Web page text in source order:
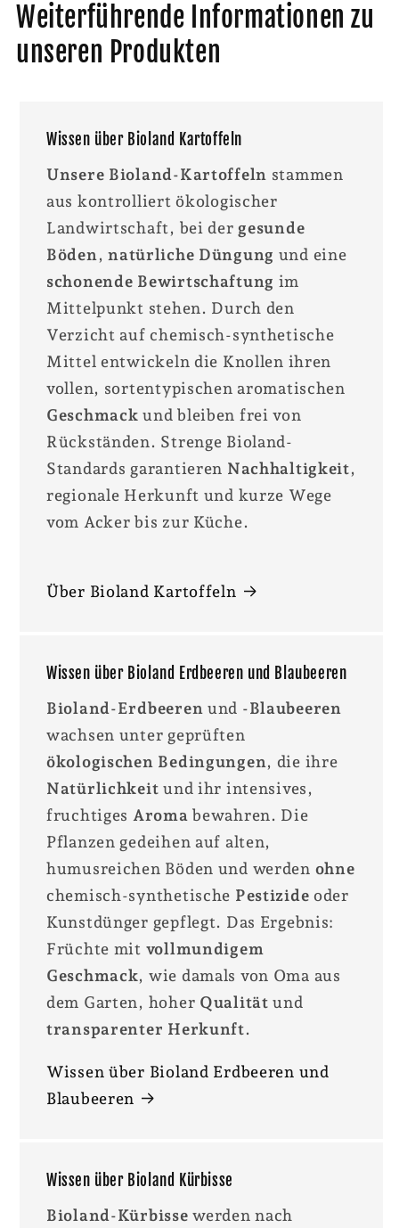
Weiterführende Informationen zu
unseren Produkten
Wissen über Bioland Kartoffeln
Unsere Bioland-Kartoffeln stammen
aus kontrolliert ökologischer
Landwirtschaft, bei dergesunde
Böden,natürliche Düngung und eine
schonende Bewirtschaftung im
Mittelpunkt stehen. Durch den
Verzicht auf chemisch-synthetische
Mittel entwickeln die Knollen ihren
vollen, sortentypischen aromatischen
Geschmackund bleiben frei von
Rückständen. Strenge Bioland-
Standards garantieren Nachhaltigkeit,
regionale Herkunft und kurze Wege
vom Acker bis zur Küche.
Über Bioland Kartoffeln
Wissen über Bioland Erdbeeren und Blaubeeren
Bioland-Erdbeeren und -Blaubeeren
wachsen unter geprüften
ökologischen Bedingungen, die ihre
Natürlichkeitund ihr intensives,
fruchtiges Aromabewahren. Die
Pflanzen gedeihen auf alten,
humusreichen Böden und werden ohne
chemisch-synthetische Pestizideoder
Kunstdünger gepflegt. Das Ergebnis:
Früchte mit vollmundigem
Geschmack, wie damals von Oma aus
dem Garten, hoher Qualitätund
transparenter Herkunft.
Wissen über Bioland Erdbeeren und
Blaubeeren
Wissen über Bioland Kürbisse
Bioland-Kürbisse werden nach